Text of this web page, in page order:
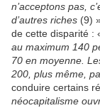
n’acceptons pas,
d’autres riches (9)
de cette disparité :
au maximum 140
70 en moyenne.
200, plus même,
conduire certains
néocapitalisme